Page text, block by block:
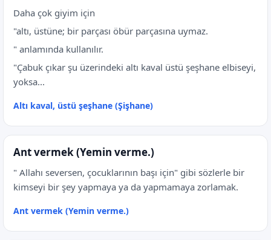
Daha çok giyim için
"altı, üstüne; bir parçası öbür parçasına uymaz.
" anlamında kullanılır.
"Çabuk çıkar şu üzerindeki altı kaval üstü şeşhane elbiseyi,
yoksa...
Altı kaval, üstü şeşhane (Şişhane)
Ant vermek (Yemin verme.)
" Allahı seversen, çocuklarının başı için" gibi sözlerle bir
kimseyi bir şey yapmaya ya da yapmamaya zorlamak.
Ant vermek (Yemin verme.)